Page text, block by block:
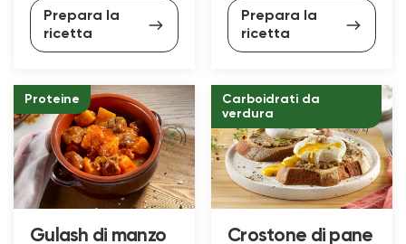
Prepara la
ricetta
Prepara la
ricetta
Proteine
Gulash di manzo
Carboidrati da
verdura
Crostone di pane